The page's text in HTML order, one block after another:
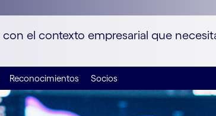
el contexto empresarial que
Reconocimientos Socios